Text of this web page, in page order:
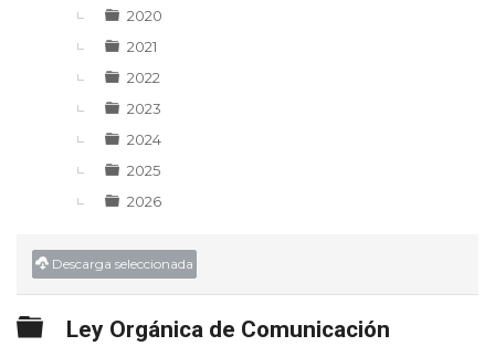
2020
2021
2022
2023
2024
2025
2026
Descarga seleccionada
Carpeta
Ley Orgánica de Comunicación